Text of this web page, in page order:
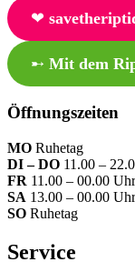
❤︎
➸ Mit dem
Öffnungszeiten
MO Ruhetag
DI – DO 11.00 –
FR 11.00 – 00.00 Uhr
SA 13.00 – 00.00 Uhr
SO Ruhetag
Service